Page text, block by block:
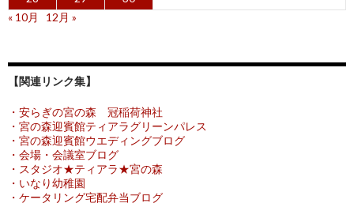
« 10月
12月 »
【関連リンク集】
・安らぎの宮の森 冠稲荷神社
・宮の森迎賓館ティアラグリーンパレス
・宮の森迎賓館ウエディングブログ
・会場・会議室ブログ
・スタジオ★ティアラ★宮の森
・いなり幼稚園
・ケータリング宅配弁当ブログ